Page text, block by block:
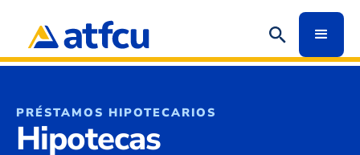
PRÉSTAMOS HIPOTECARIOS
Hipotecas